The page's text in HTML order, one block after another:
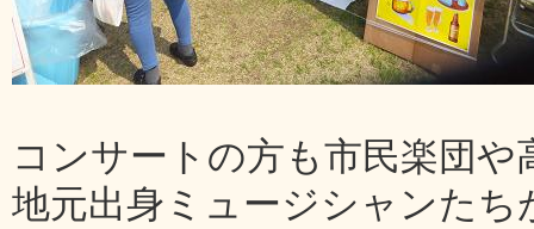
コンサートの方も市民楽団
地元出身ミュージシャンた